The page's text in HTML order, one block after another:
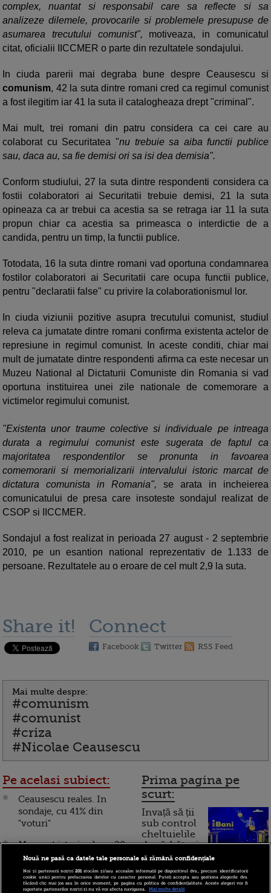
complex, nuantat si responsabil care sa reflecte si sa
analizeze dilemele, provocarile si problemele presupuse de
asumarea trecutului comunist", motiveaza, in comunicatul
citat, oficialii IICCMER o parte din rezultatele sondajului.
In ciuda parerii mai degraba bune despre Ceausescu si
comunism, 42 la suta dintre romani cred ca regimul comunist
a fost ilegitim iar 41 la suta il catalogheaza drept "criminal".
Mai mult, trei romani din patru considera ca cei care au
colaborat cu Securitatea "nu trebuie sa aiba functii publice
sau, daca au, sa fie demisi ori sa isi dea demisia".
Conform studiului, 27 la suta dintre respondenti considera ca
fostii colaboratori ai Securitatii trebuie demisi, 21 la suta
opineaza ca ar trebui ca acestia sa se retraga iar 11 la suta
propun chiar ca acestia sa primeasca o interdictie de a
candida, pentru un timp, la functii publice.
Totodata, 16 la suta dintre romani vad oportuna condamnarea
fostilor colaboratori ai Securitatii care ocupa functii publice,
pentru "declaratii false" cu privire la colaborationismul lor.
In ciuda viziunii pozitive asupra trecutului comunist, studiul
releva ca jumatate dintre romani confirma existenta actelor de
represiune in regimul comunist. In aceste conditi, chiar mai
mult de jumatate dintre respondenti afirma ca este necesar un
Muzeu National al Dictaturii Comuniste din Romania si vad
oportuna instituirea unei zile nationale de comemorare a
victimelor regimului comunist.
"Existenta unor traume colective si individuale pe intreaga
durata a regimului comunist este sugerata de faptul ca
majoritatea respondentilor se pronunta in favoarea
comemorarii si memorializarii intervalului istoric marcat de
dictatura comunista in Romania", se arata in incheierea
comunicatului de presa care insoteste sondajul realizat de
CSOP si IICCMER.
Sondajul a fost realizat in perioada 27 august - 2 septembrie
2010, pe un esantion national reprezentativ de 1.133 de
persoane. Rezultatele au o eroare de cel mult 2,9 la suta.
Share it! Connect
Facebook Twitter RSS Feed
Mai multe despre:
#comunism
#comunist
#criza
#Nicolae Ceausescu
Pe acelasi subiect:
Ceausescu reales. In
sondaje, cu 41% din
"voturi"
Moment istoric, dupa 20
de ani: sotii Ceausescu
au fost deshumati!
VIDEO
Prima pagina pe
scurt:
Invață să ții
sub control
cheltuielile
de sărbători.
Cum
funcționează cardul de
cumpărături
Nouă ne pasă ca datele tale personale să rămână confidențiale
Noi și partenerii noștri201stocăm și/sau accesăm informații pe dispozitivul dvs., precum identificatorii
cookie unici pentru prelucrarea datelor cu caracter personal. Puteți accepta sau gestiona alegerile dvs.
făcând clic mai jos sau în orice moment, pe pagina cu politica de confidențialitate. Aceste alegeri vor fi
raportate partenerilor noștri și nu vă vor afecta navigarea.
Mai multe detalii